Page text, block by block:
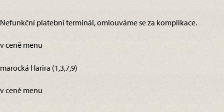
Nefunkční platební terminál, omlouváme se za komplikace.
v ceně menu
marocká Harira (1,3,7,9)
v ceně menu